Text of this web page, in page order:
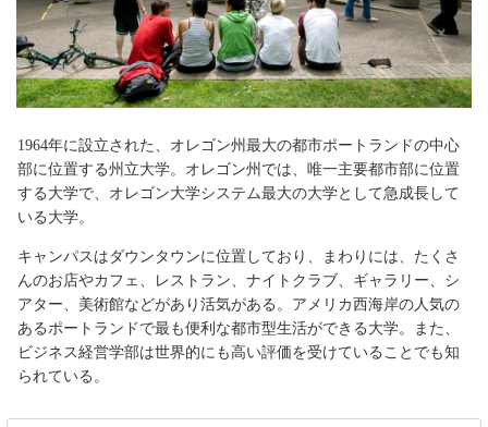
1964年に設立された、オレゴン州最大の都市ポートランドの中心
部に位置する州立大学。オレゴン州では、唯一主要都市部に位置
する大学で、オレゴン大学システム最大の大学として急成長して
いる大学。
キャンパスはダウンタウンに位置しており、まわりには、たくさ
んのお店やカフェ、レストラン、ナイトクラブ、ギャラリー、シ
アター、美術館などがあり活気がある。アメリカ西海岸の人気の
あるポートランドで最も便利な都市型生活ができる大学。また、
ビジネス経営学部は世界的にも高い評価を受けていることでも知
られている。